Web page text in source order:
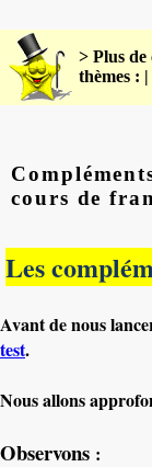
> Plus de
thèmes : |
cours de
Les
Avant de nous
test.
Nous allons
Observons :